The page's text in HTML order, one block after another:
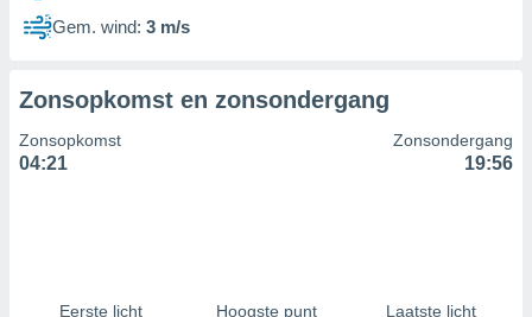
Gem. wind: 3 m/s
Zonsopkomst en zonsondergang
Zonsopkomst
04:21
Zonsondergang
19:56
Eerste licht
Hoogste punt
Laatste licht